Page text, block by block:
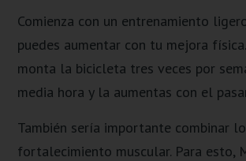
Comienza con un entrenamiento
puedes aumentar con tu mejora
monta la bicicleta tres veces por
media hora y la aumentas con el
También sería importante combinar
fortalecimiento muscular. Para esto,